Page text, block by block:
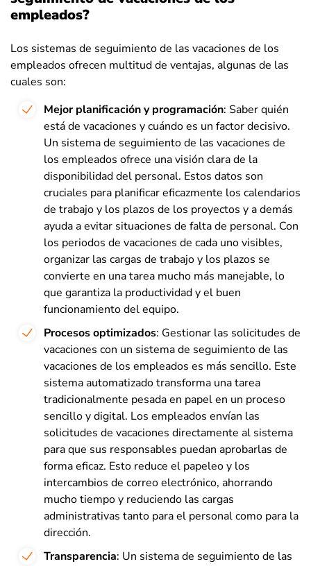
empleados?
Los sistemas de seguimiento de las vacaciones de los
empleados ofrecen multitud de ventajas, algunas de las
cuales son:
Mejor planificación y programación: Saber quién
está de vacaciones y cuándo es un factor decisivo.
Un sistema de seguimiento de las vacaciones de
los empleados ofrece una visión clara de la
disponibilidad del personal. Estos datos son
cruciales para planificar eficazmente los calendarios
de trabajo y los plazos de los proyectos y a demás
ayuda a evitar situaciones de falta de personal. Con
los periodos de vacaciones de cada uno visibles,
organizar las cargas de trabajo y los plazos se
convierte en una tarea mucho más manejable, lo
que garantiza la productividad y el buen
funcionamiento del equipo.
Procesos optimizados: Gestionar las solicitudes de
vacaciones con un sistema de seguimiento de las
vacaciones de los empleados es más sencillo. Este
sistema automatizado transforma una tarea
tradicionalmente pesada en papel en un proceso
sencillo y digital. Los empleados envían las
solicitudes de vacaciones directamente al sistema
para que sus responsables puedan aprobarlas de
forma eficaz. Esto reduce el papeleo y los
intercambios de correo electrónico, ahorrando
mucho tiempo y reduciendo las cargas
administrativas tanto para el personal como para la
dirección.
Transparencia: Un sistema de seguimiento de las